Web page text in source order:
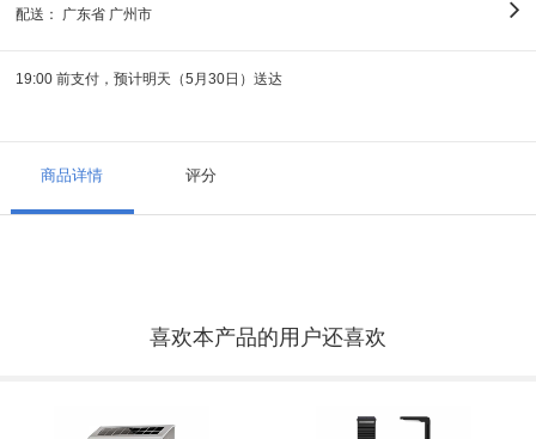
配送： 广东省 广州市
19:00 前支付，预计明天（5月30日）送达
商品详情 评分
喜欢本产品的用户还喜欢